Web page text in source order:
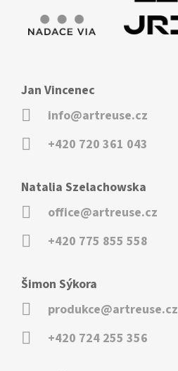
Jan Vincenec
info@artreuse.cz
+420 720 361 043
Natalia Szelachowska
office@artreuse.cz
+420 775 855 558
Šimon Sýkora
produkce@artreuse.cz
+420 724 255 356